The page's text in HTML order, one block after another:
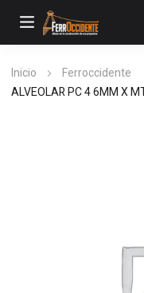
Inicio Ferroccidente
ALVEOLAR PC 4 6MM X